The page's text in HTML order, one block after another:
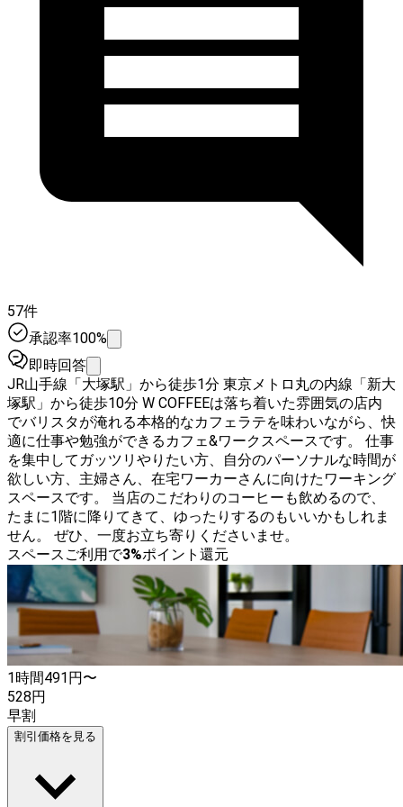
57件
承認率100%
即時回答
JR山手線「大塚駅」から徒歩1分 東京メトロ丸の内線「新大
塚駅」から徒歩10分 W COFFEEは落ち着いた雰囲気の店内
でバリスタが淹れる本格的なカフェラテを味わいながら、快
適に仕事や勉強ができるカフェ&ワークスペースです。 仕事
を集中してガッツリやりたい方、自分のパーソナルな時間が
欲しい方、主婦さん、在宅ワーカーさんに向けたワーキング
スペースです。 当店のこだわりのコーヒーも飲めるので、
たまに1階に降りてきて、ゆったりするのもいいかもしれま
せん。 ぜひ、一度お立ち寄りくださいませ。
スペースご利用で3%ポイント還元
1時間491円〜
528円
早割
割引価格を見る